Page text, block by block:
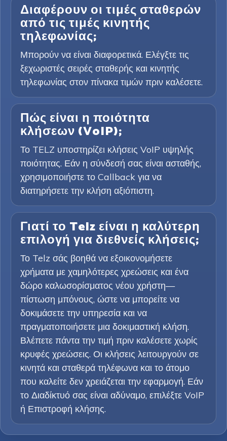
Διαφέρουν οι τιμές σταθερών
από τις τιμές κινητής
τηλεφωνίας;
Μπορούν να είναι διαφορετικά. Ελέγξτε τις
ξεχωριστές σειρές σταθερής και κινητής
τηλεφωνίας στον πίνακα τιμών πριν καλέσετε.
Πώς είναι η ποιότητα
κλήσεων (VoIP);
Το TELZ υποστηρίζει κλήσεις VoIP υψηλής
ποιότητας. Εάν η σύνδεσή σας είναι ασταθής,
χρησιμοποιήστε το Callback για να
διατηρήσετε την κλήση αξιόπιστη.
Γιατί το Telz είναι η καλύτερη
επιλογή για διεθνείς κλήσεις;
Το Telz σάς βοηθά να εξοικονομήσετε
χρήματα με χαμηλότερες χρεώσεις και ένα
δώρο καλωσορίσματος νέου χρήστη—
πίστωση μπόνους, ώστε να μπορείτε να
δοκιμάσετε την υπηρεσία και να
πραγματοποιήσετε μια δοκιμαστική κλήση.
Βλέπετε πάντα την τιμή πριν καλέσετε χωρίς
κρυφές χρεώσεις. Οι κλήσεις λειτουργούν σε
κινητά και σταθερά τηλέφωνα και το άτομο
που καλείτε δεν χρειάζεται την εφαρμογή. Εάν
το Διαδίκτυό σας είναι αδύναμο, επιλέξτε VoIP
ή Επιστροφή κλήσης.